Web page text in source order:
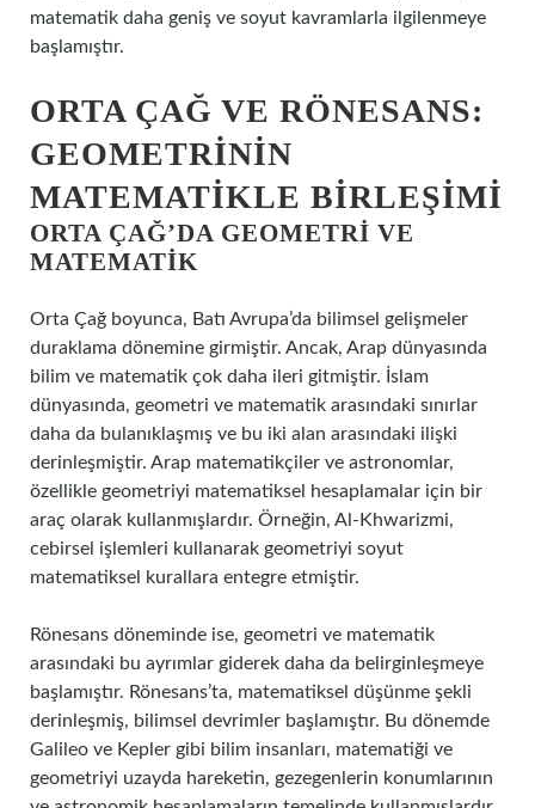
matematik daha geniş ve soyut kavramlarla ilgilenmeye
başlamıştır.
ORTA ÇAĞ VE RÖNESANS:
GEOMETRININ
MATEMATIKLE BIRLEŞIMI
ORTA ÇAĞ’DA GEOMETRI VE
MATEMATIK
Orta Çağ boyunca, Batı Avrupa’da bilimsel gelişmeler
duraklama dönemine girmiştir. Ancak, Arap dünyasında
bilim ve matematik çok daha ileri gitmiştir. İslam
dünyasında, geometri ve matematik arasındaki sınırlar
daha da bulanıklaşmış ve bu iki alan arasındaki ilişki
derinleşmiştir. Arap matematikçiler ve astronomlar,
özellikle geometriyi matematiksel hesaplamalar için bir
araç olarak kullanmışlardır. Örneğin, Al-Khwarizmi,
cebirsel işlemleri kullanarak geometriyi soyut
matematiksel kurallara entegre etmiştir.
Rönesans döneminde ise, geometri ve matematik
arasındaki bu ayrımlar giderek daha da belirginleşmeye
başlamıştır. Rönesans’ta, matematiksel düşünme şekli
derinleşmiş, bilimsel devrimler başlamıştır. Bu dönemde
Galileo ve Kepler gibi bilim insanları, matematiği ve
geometriyi uzayda hareketin, gezegenlerin konumlarının